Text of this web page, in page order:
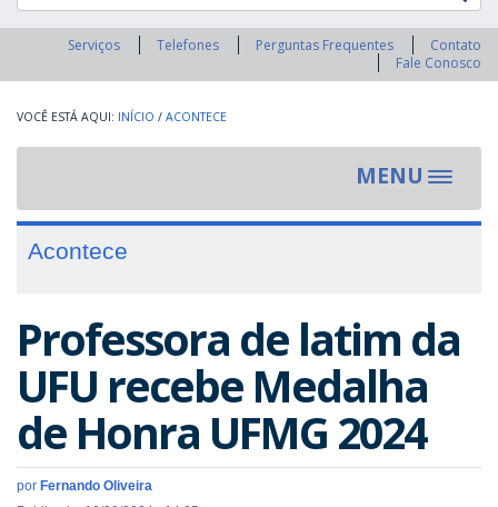
Buscar
Serviços Telefones Perguntas Frequentes
Contato
Fale Conosco
INÍCIO / ACONTECE
MENU
Toggle
Acontece
Professora de latim da
UFU recebe Medalha
de Honra UFMG 2024
por Fernando Oliveira